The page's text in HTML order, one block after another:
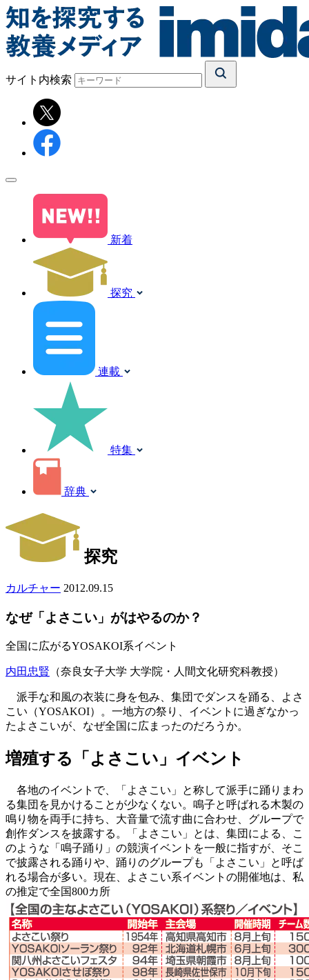
サイト内検索
新着
探究
連載
特集
辞典
探究
カルチャー 2012.09.15
なぜ「よさこい」がはやるのか？
全国に広がるYOSAKOI系イベント
内田忠賢 （奈良女子大学 大学院・人間文化研究科教授）
派手な和風の衣装に身を包み、集団でダンスを踊る、よさ
こい（YOSAKOI）。一地方の祭り、イベントに過ぎなかっ
たよさこいが、なぜ全国に広まったのだろうか。
増殖する「よさこい」イベント
各地のイベントで、「よさこい」と称して派手に踊りまわ
る集団を見かけることが少なくない。鳴子と呼ばれる木製の
鳴り物を両手に持ち、大音量で流す曲に合わせ、グループで
創作ダンスを披露する。「よさこい」とは、集団による、こ
のような「鳴子踊り」の競演イベントを一般に指すが、そこ
で披露される踊りや、踊りのグループも「よさこい」と呼ば
れる場合が多い。現在、よさこい系イベントの開催地は、私
の推定で全国800カ所